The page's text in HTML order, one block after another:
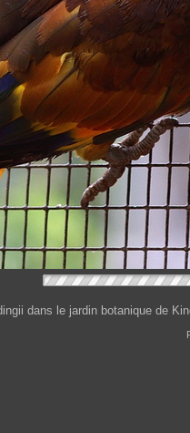
dans le jardin botanique de